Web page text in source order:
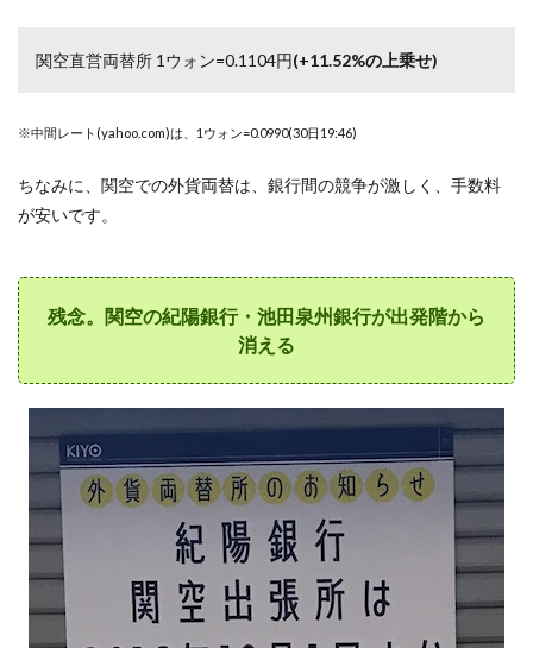
の場
ン空
港で
調
8%の
ステ
ィン
ルは
の上
関空直営両替所 1ウォン=0.1104円(+11.52%の上乗せ)
※中間レート(yahoo.com)は、1ウォン=0.0990(30日19:46)
ちなみに、関空での外貨両替は、銀行間の競争が激しく、手数料
が安いです。
残念。関空の紀陽銀行・池田泉州銀行が出発階から
消える